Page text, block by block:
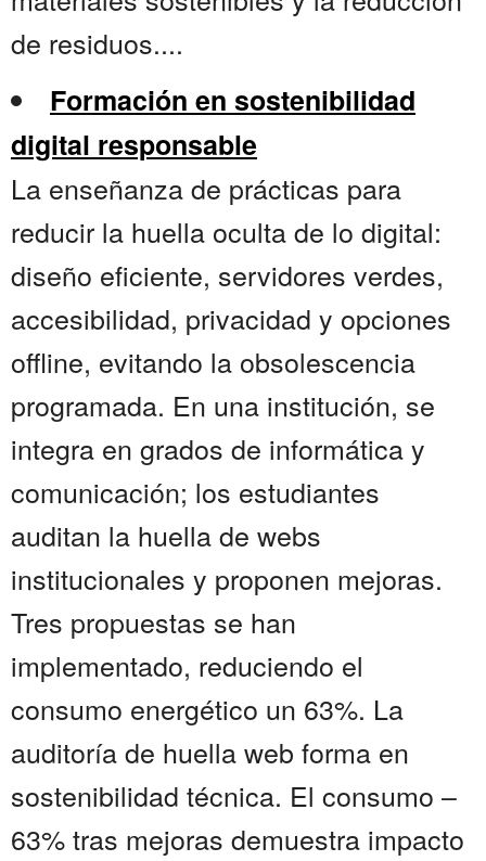
de residuos....
Formación en sostenibilidad
digital responsable
La enseñanza de prácticas para
reducir la huella oculta de lo digital:
diseño eficiente, servidores verdes,
accesibilidad, privacidad y opciones
offline, evitando la obsolescencia
programada. En una institución, se
integra en grados de informática y
comunicación; los estudiantes
auditan la huella de webs
institucionales y proponen mejoras.
Tres propuestas se han
implementado, reduciendo el
consumo energético un 63%. La
auditoría de huella web forma en
sostenibilidad técnica. El consumo –
63% tras mejoras demuestra impacto